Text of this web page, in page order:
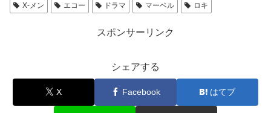
X-メン
エコー ドラマ マーベル ロキ
スポンサーリンク
シェアする
X Facebook はてブ